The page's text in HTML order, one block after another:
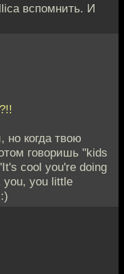
вспомнить. И
когда твою
говоришь "kids
cool you're doing
you, you little